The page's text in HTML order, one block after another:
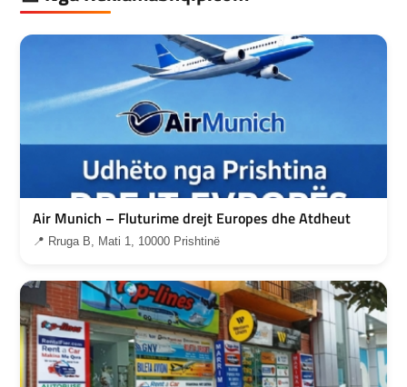
Air Munich – Fluturime drejt Europes dhe Atdheut
📍 Rruga B, Mati 1, 10000 Prishtinë